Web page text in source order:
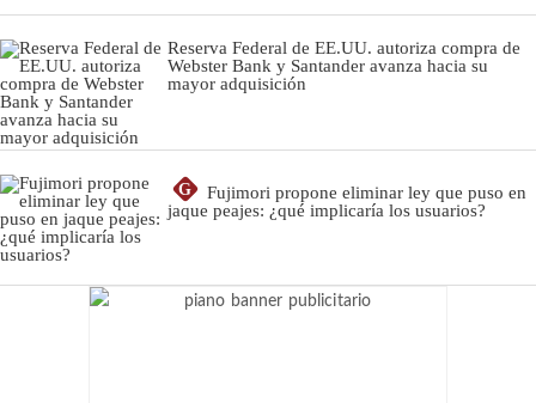
Reserva Federal de EE.UU. autoriza compra de
Webster Bank y Santander avanza hacia su
mayor adquisición
G
Fujimori propone eliminar ley que puso en
jaque peajes: ¿qué implicaría los usuarios?